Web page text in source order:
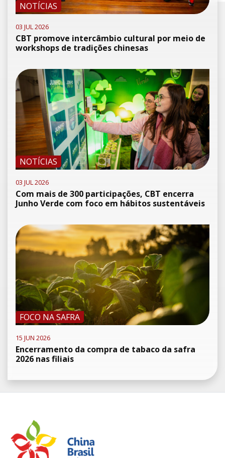
NOTÍCIAS
03 JUL 2026
CBT promove intercâmbio cultural por meio de
workshops de tradições chinesas
NOTÍCIAS
03 JUL 2026
Com mais de 300 participações, CBT encerra
Junho Verde com foco em hábitos sustentáveis
FOCO NA SAFRA
15 JUN 2026
Encerramento da compra de tabaco da safra
2026 nas filiais